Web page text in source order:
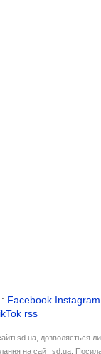
Facebook Instagram
rss
sd.ua, дозволяється
на сайт sd.ua.